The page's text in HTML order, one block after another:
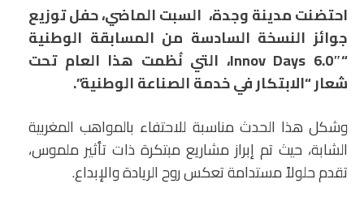
احتضنت مدينة وجدة، السبت الماضي، حفل توزيع
جوائز النسخة السادسة من المسابقة الوطنية
“Innov Days 6.0″، التي نُظمت هذا العام تحت
شعار “الابتكار في خدمة الصناعة الوطنية”.
وشكل هذا الحدث مناسبة للاحتفاء بالمواهب المغربية
الشابة، حيث تم إبراز مشاريع مبتكرة ذات تأثير ملموس،
تقدم حلولاً مستدامة تعكس روح الريادة والإبداع.